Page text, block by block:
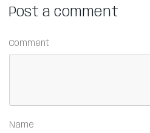
Post a comment
Comment
Name